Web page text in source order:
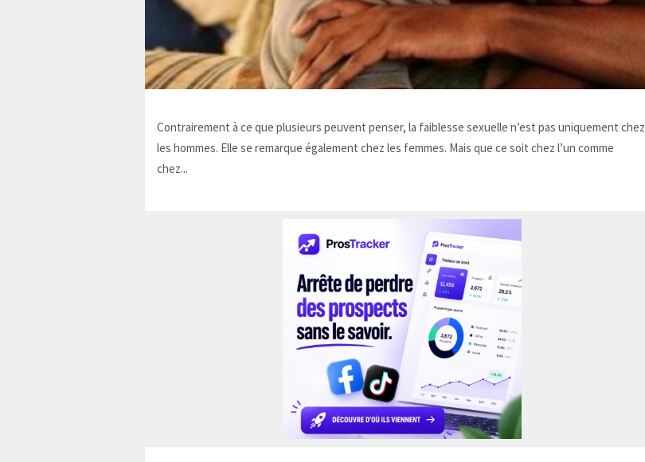
Contrairement à ce que plusieurs peuvent penser, la faiblesse sexuelle n’est pas uniquement chez
les hommes. Elle se remarque également chez les femmes. Mais que ce soit chez l’un comme
chez...